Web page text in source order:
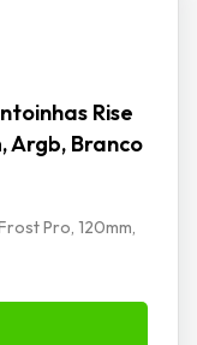
Rise
Argb, Branco
Pro, 120mm,